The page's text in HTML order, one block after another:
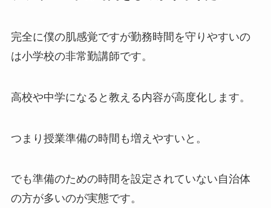
完全に僕の肌感覚ですが勤務時間を守りやすいの
は小学校の非常勤講師です。
高校や中学になると教える内容が高度化します。
つまり授業準備の時間も増えやすいと。
でも準備のための時間を設定されていない自治体
の方が多いのが実態です。